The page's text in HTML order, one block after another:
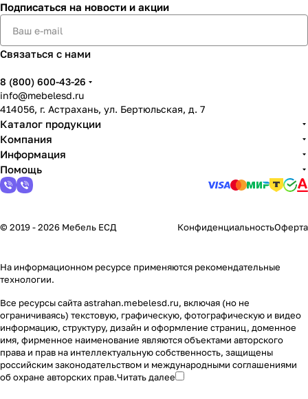
Подписаться на новости и акции
Связаться с нами
8 (800) 600-43-26
info@mebelesd.ru
414056, г. Астрахань, ул. Бертюльская, д. 7
Каталог продукции
Компания
Информация
Помощь
© 2019 - 2026 Мебель ЕСД КонфиденциальностьОферта
На информационном ресурсе применяются рекомендательные
технологии.
Все ресурсы сайта astrahan.mebelesd.ru, включая (но не
ограничиваясь) текстовую, графическую, фотографическую и видео
информацию, структуру, дизайн и оформление страниц, доменное
имя, фирменное наименование являются объектами авторского
права и прав на интеллектуальную собственность, защищены
российским законодательством и международными соглашениями
об охране авторских прав.Читать далее